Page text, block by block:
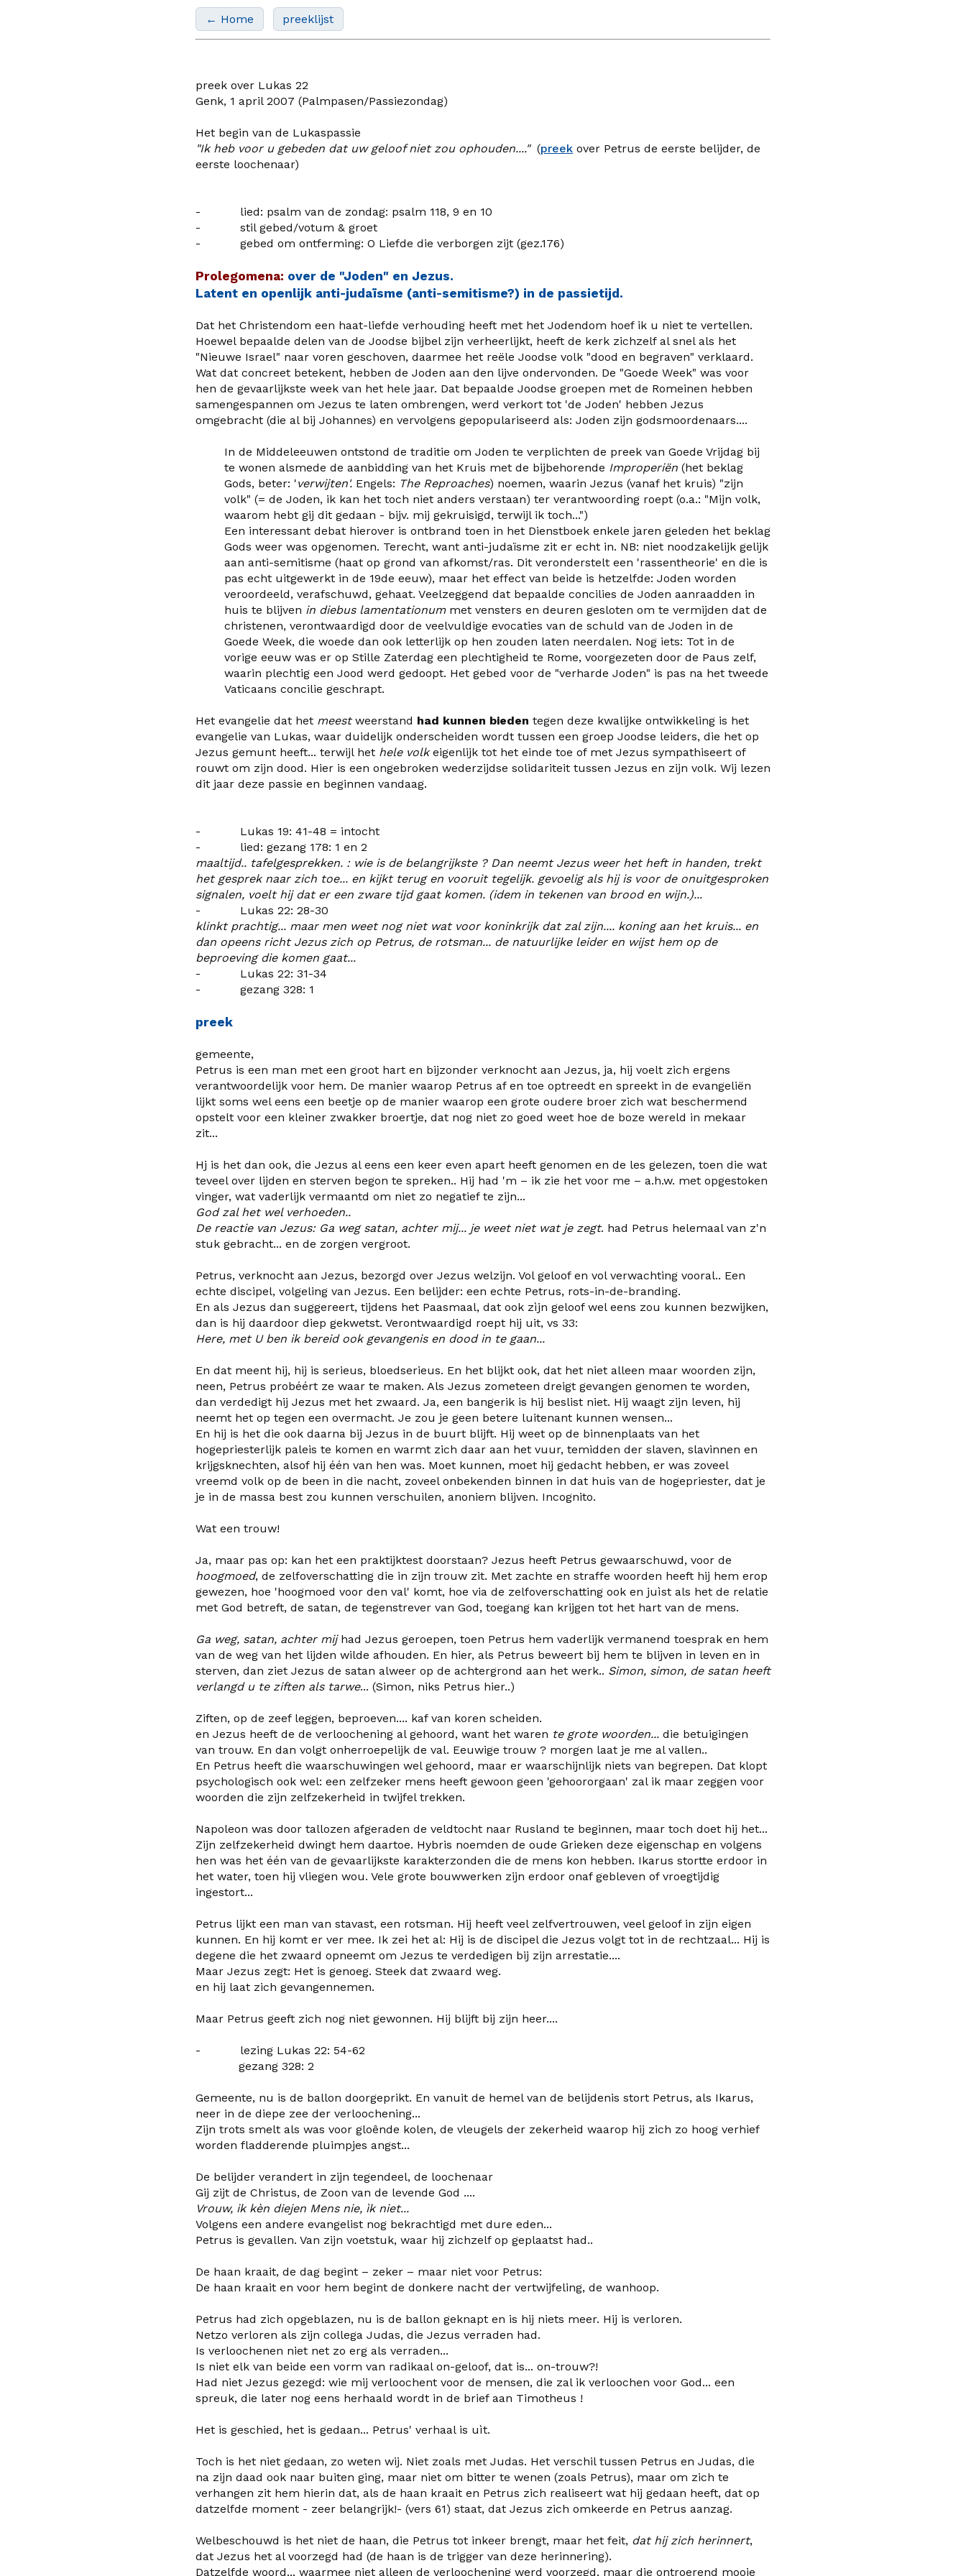
← Home preeklijst
preek over Lukas 22
Genk, 1 april 2007 (Palmpasen/Passiezondag)
Het begin van de Lukaspassie
"Ik heb voor u gebeden dat uw geloof niet zou ophouden...."(preek over Petrus de eerste belijder, de
eerste loochenaar)
- lied: psalm van de zondag: psalm 118, 9 en 10
- stil gebed/votum & groet
- gebed om ontferming: O Liefde die verborgen zijt (gez.176)
Prolegomena: over de "Joden" en Jezus.
Latent en openlijk anti-judaïsme (anti-semitisme?) in de passietijd.
Dat het Christendom een haat-liefde verhouding heeft met het Jodendom hoef ik u niet te vertellen.
Hoewel bepaalde delen van de Joodse bijbel zijn verheerlijkt, heeft de kerk zichzelf al snel als het
"Nieuwe Israel" naar voren geschoven, daarmee het reële Joodse volk "dood en begraven" verklaard.
Wat dat concreet betekent, hebben de Joden aan den lijve ondervonden. De "Goede Week" was voor
hen de gevaarlijkste week van het hele jaar. Dat bepaalde Joodse groepen met de Romeinen hebben
samengespannen om Jezus te laten ombrengen, werd verkort tot 'de Joden' hebben Jezus
omgebracht (die al bij Johannes) en vervolgens gepopulariseerd als: Joden zijn godsmoordenaars....
In de Middeleeuwen ontstond de traditie om Joden te verplichten de preek van Goede Vrijdag bij
te wonen alsmede de aanbidding van het Kruis met de bijbehorende Improperiën (het beklag
Gods, beter: 'verwijten'. Engels: The Reproaches) noemen, waarin Jezus (vanaf het kruis) "zijn
volk" (= de Joden, ik kan het toch niet anders verstaan) ter verantwoording roept (o.a.: "Mijn volk,
waarom hebt gij dit gedaan - bijv. mij gekruisigd, terwijl ik toch...")
Een interessant debat hierover is ontbrand toen in het Dienstboek enkele jaren geleden het beklag
Gods weer was opgenomen. Terecht, want anti-judaïsme zit er echt in. NB: niet noodzakelijk gelijk
aan anti-semitisme (haat op grond van afkomst/ras. Dit veronderstelt een 'rassentheorie' en die is
pas echt uitgewerkt in de 19de eeuw), maar het effect van beide is hetzelfde: Joden worden
veroordeeld, verafschuwd, gehaat. Veelzeggend dat bepaalde concilies de Joden aanraadden in
huis te blijven in diebus lamentationum met vensters en deuren gesloten om te vermijden dat de
christenen, verontwaardigd door de veelvuldige evocaties van de schuld van de Joden in de
Goede Week, die woede dan ook letterlijk op hen zouden laten neerdalen. Nog iets: Tot in de
vorige eeuw was er op Stille Zaterdag een plechtigheid te Rome, voorgezeten door de Paus zelf,
waarin plechtig een Jood werd gedoopt. Het gebed voor de "verharde Joden" is pas na het tweede
Vaticaans concilie geschrapt.
Het evangelie dat het meestweerstand had kunnen bieden tegen deze kwalijke ontwikkeling is het
evangelie van Lukas, waar duidelijk onderscheiden wordt tussen een groep Joodse leiders, die het op
Jezus gemunt heeft... terwijl het hele volkeigenlijk tot het einde toe of met Jezus sympathiseert of
rouwt om zijn dood. Hier is een ongebroken wederzijdse solidariteit tussen Jezus en zijn volk. Wij lezen
dit jaar deze passie en beginnen vandaag.
- Lukas 19: 41-48 = intocht
- lied: gezang 178: 1 en 2
maaltijd.. tafelgesprekken. : wie is de belangrijkste ? Dan neemt Jezus weer het heft in handen, trekt
het gesprek naar zich toe... en kijkt terug en vooruit tegelijk. gevoelig als hij is voor de onuitgesproken
signalen, voelt hij dat er een zware tijd gaat komen. (idem in tekenen van brood en wijn.)...
- Lukas 22: 28-30
klinkt prachtig... maar men weet nog niet wat voor koninkrijk dat zal zijn.... koning aan het kruis... en
dan opeens richt Jezus zich op Petrus, de rotsman... de natuurlijke leider en wijst hem op de
beproeving die komen gaat...
- Lukas 22: 31-34
- gezang 328: 1
preek
gemeente,
Petrus is een man met een groot hart en bijzonder verknocht aan Jezus, ja, hij voelt zich ergens
verantwoordelijk voor hem. De manier waarop Petrus af en toe optreedt en spreekt in de evangeliën
lijkt soms wel eens een beetje op de manier waarop een grote oudere broer zich wat beschermend
opstelt voor een kleiner zwakker broertje, dat nog niet zo goed weet hoe de boze wereld in mekaar
zit...
Hj is het dan ook, die Jezus al eens een keer even apart heeft genomen en de les gelezen, toen die wat
teveel over lijden en sterven begon te spreken.. Hij had 'm – ik zie het voor me – a.h.w. met opgestoken
vinger, wat vaderlijk vermaantd om niet zo negatief te zijn...
God zal het wel verhoeden..
De reactie van Jezus: Ga weg satan, achter mij... je weet niet wat je zegt. had Petrus helemaal van z'n
stuk gebracht... en de zorgen vergroot.
Petrus, verknocht aan Jezus, bezorgd over Jezus welzijn. Vol geloof en vol verwachting vooral.. Een
echte discipel, volgeling van Jezus. Een belijder: een echte Petrus, rots-in-de-branding.
En als Jezus dan suggereert, tijdens het Paasmaal, dat ook zìjn geloof wel eens zou kunnen bezwijken,
dan is hij daardoor diep gekwetst. Verontwaardigd roept hij uit, vs 33:
Here, met U ben ik bereid ook gevangenis en dood in te gaan...
En dat meent hij, hij is serieus, bloedserieus. En het blijkt ook, dat het niet alleen maar woorden zijn,
neen, Petrus probéért ze waar te maken. Als Jezus zometeen dreigt gevangen genomen te worden,
dan verdedigt hij Jezus met het zwaard. Ja, een bangerik is hij beslist niet. Hij waagt zijn leven, hij
neemt het op tegen een overmacht. Je zou je geen betere luitenant kunnen wensen...
En hij is het die ook daarna bij Jezus in de buurt blijft. Hij weet op de binnenplaats van het
hogepriesterlijk paleis te komen en warmt zich daar aan het vuur, temidden der slaven, slavinnen en
krijgsknechten, alsof hij één van hen was. Moet kunnen, moet hij gedacht hebben, er was zoveel
vreemd volk op de been in die nacht, zoveel onbekenden binnen in dat huis van de hogepriester, dat je
je in de massa best zou kunnen verschuilen, anoniem blijven. Incognito.
Wat een trouw!
Ja, maar pas op: kan het een praktijktest doorstaan? Jezus heeft Petrus gewaarschuwd, voor de
hoogmoed, de zelfoverschatting die in zijn trouw zit. Met zachte en straffe woorden heeft hij hem erop
gewezen, hoe 'hoogmoed voor den val' komt, hoe via de zelfoverschatting ook en juìst als het de relatie
met God betreft, de satan, de tegenstrever van God, toegang kan krijgen tot het hart van de mens.
Ga weg, satan, achter mij had Jezus geroepen, toen Petrus hem vaderlijk vermanend toesprak en hem
van de weg van het lijden wilde afhouden. En hier, als Petrus beweert bij hem te blijven in leven en in
sterven, dan ziet Jezus de satan alweer op de achtergrond aan het werk.. Simon, simon, de satan heeft
verlangd u te ziften als tarwe... (Simon, niks Petrus hier..)
Ziften, op de zeef leggen, beproeven.... kaf van koren scheiden.
en Jezus heeft de de verloochening al gehoord, want het waren te grote woorden... die betuigingen
van trouw. En dan volgt onherroepelijk de val. Eeuwige trouw ? morgen laat je me al vallen..
En Petrus heeft die waarschuwingen wel gehoord, maar er waarschijnlijk niets van begrepen. Dat klopt
psychologisch ook wel: een zelfzeker mens heeft gewoon geen 'gehoororgaan' zal ik maar zeggen voor
woorden die zijn zelfzekerheid in twijfel trekken.
Napoleon was door tallozen afgeraden de veldtocht naar Rusland te beginnen, maar toch doet hij het...
Zijn zelfzekerheid dwingt hem daartoe. Hybris noemden de oude Grieken deze eigenschap en volgens
hen was het één van de gevaarlijkste karakterzonden die de mens kon hebben. Ikarus stortte erdoor in
het water, toen hij vliegen wou. Vele grote bouwwerken zijn erdoor onaf gebleven of vroegtijdig
ingestort...
Petrus lijkt een man van stavast, een rotsman. Hij heeft veel zelfvertrouwen, veel geloof in zijn eigen
kunnen. En hij komt er ver mee. Ik zei het al: Hij is de discipel die Jezus volgt tot in de rechtzaal... Hij is
degene die het zwaard opneemt om Jezus te verdedigen bij zijn arrestatie....
Maar Jezus zegt: Het is genoeg. Steek dat zwaard weg.
en hij laat zich gevangennemen.
Maar Petrus geeft zich nog niet gewonnen. Hij blijft bij zijn heer....
- lezing Lukas 22: 54-62
gezang 328: 2
Gemeente, nu is de ballon doorgeprikt. En vanuit de hemel van de belijdenis stort Petrus, als Ikarus,
neer in de diepe zee der verloochening...
Zijn trots smelt als was voor gloênde kolen, de vleugels der zekerheid waarop hij zich zo hoog verhief
worden fladderende pluimpjes angst...
De belijder verandert in zijn tegendeel, de loochenaar
Gij zijt de Christus, de Zoon van de levende God ....
Vrouw, ik kèn diejen Mens nie, ìk niet...
Volgens een andere evangelist nog bekrachtigd met dure eden...
Petrus is gevallen. Van zijn voetstuk, waar hij zichzelf op geplaatst had..
De haan kraait, de dag begint – zeker – maar niet voor Petrus:
De haan kraait en voor hem begint de donkere nacht der vertwijfeling, de wanhoop.
Petrus had zich opgeblazen, nu is de ballon geknapt en is hij niets meer. Hij is verloren.
Netzo verloren als zijn collega Judas, die Jezus verraden had.
Is verloochenen niet net zo erg als verraden...
Is niet elk van beide een vorm van radikaal on-geloof, dat is... on-trouw?!
Had niet Jezus gezegd: wie mij verloochent voor de mensen, die zal ik verloochen voor God... een
spreuk, die later nog eens herhaald wordt in de brief aan Timotheus !
Het is geschied, het is gedaan... Petrus' verhaal is uìt.
Toch is het niet gedaan, zo weten wij. Niet zoals met Judas. Het verschil tussen Petrus en Judas, die
na zijn daad ook naar buiten ging, maar niet om bitter te wenen (zoals Petrus), maar om zich te
verhangen zit hem hierin dat, als de haan kraait en Petrus zich realiseert wat hij gedaan heeft, dat op
datzelfde moment - zeer belangrijk!- (vers 61) staat, dat Jezus zich omkeerde en Petrus aanzag.
Welbeschouwd is het niet de haan, die Petrus tot inkeer brengt, maar het feit, dat hij zich herinnert,
dat Jezus het al voorzegd had (de haan is de trigger van deze herinnering).
Datzelfde woord... waarmee niet alleen de verloochening werd voorzegd, maar die ontroerend mooie